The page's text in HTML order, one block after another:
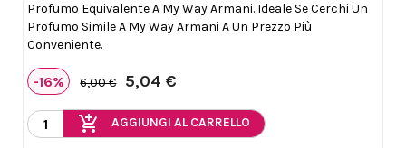
Profumo Equivalente A My Way Armani. Ideale Se Cerchi Un
Profumo Simile A My Way Armani A Un Prezzo Più
Conveniente.
-16% 6,00 € 5,04 €
add_shopping_cart AGGIUNGI AL CARRELLO